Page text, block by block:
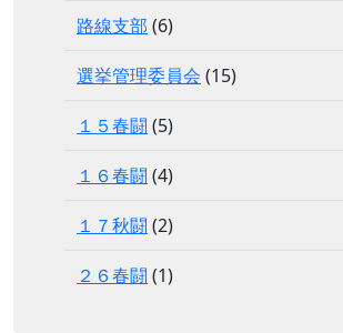
路線支部 (6)
選挙管理委員会 (15)
１５春闘 (5)
１６春闘 (4)
１７秋闘 (2)
２６春闘 (1)